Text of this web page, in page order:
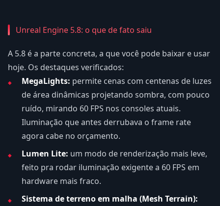
Unreal Engine 5.8: o que de fato saiu
A 5.8 é a parte concreta, a que você pode baixar e usar
hoje. Os destaques verificados:
MegaLights: permite cenas com centenas de luzes
de área dinâmicas projetando sombra, com pouco
ruído, mirando 60 FPS nos consoles atuais.
Iluminação que antes derrubava o frame rate
agora cabe no orçamento.
Lumen Lite: um modo de renderização mais leve,
feito pra rodar iluminação exigente a 60 FPS em
hardware mais fraco.
Sistema de terreno em malha (Mesh Terrain):